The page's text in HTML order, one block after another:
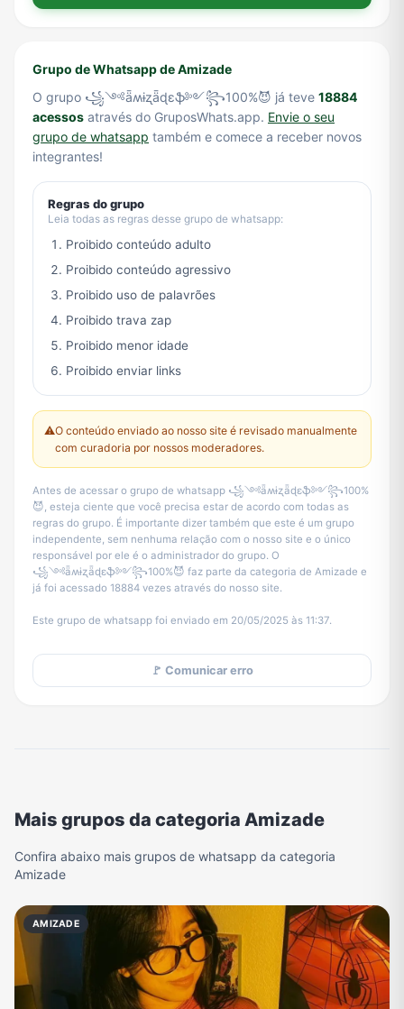
Grupo de Whatsapp de Amizade
O grupo ꧁༺ǟʍɨʐǟɖɛֆ༻꧂100%😈 já teve 18884
acessos através do GruposWhats.app. Envie o seu
grupo de whatsapp também e comece a receber novos
integrantes!
Regras do grupo
Leia todas as regras desse grupo de whatsapp:
Proibido conteúdo adulto
Proibido conteúdo agressivo
Proibido uso de palavrões
Proibido trava zap
Proibido menor idade
Proibido enviar links
⚠️O conteúdo enviado ao nosso site é revisado manualmente
com curadoria por nossos moderadores.
Antes de acessar o grupo de whatsapp ꧁༺ǟʍɨʐǟɖɛֆ༻꧂100%
😈, esteja ciente que você precisa estar de acordo com todas as
regras do grupo. É importante dizer também que este é um grupo
independente, sem nenhuma relação com o nosso site e o único
responsável por ele é o administrador do grupo. O
꧁༺ǟʍɨʐǟɖɛֆ༻꧂100%😈 faz parte da categoria de Amizade e
já foi acessado 18884 vezes através do nosso site.
Este grupo de whatsapp foi enviado em 20/05/2025 às 11:37.
🚩 Comunicar erro
Mais grupos da categoria Amizade
Confira abaixo mais grupos de whatsapp da categoria
Amizade
AMIZADE